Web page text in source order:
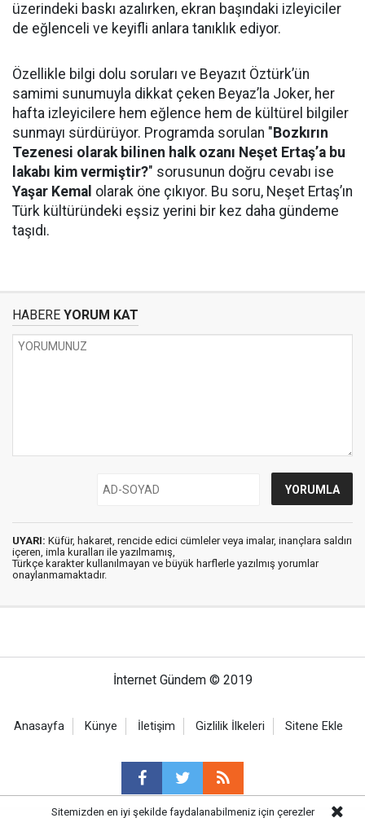
üzerindeki baskı azalırken, ekran başındaki izleyiciler
de eğlenceli ve keyifli anlara tanıklık ediyor.
Özellikle bilgi dolu soruları ve Beyazıt Öztürk’ün
samimi sunumuyla dikkat çeken Beyaz’la Joker, her
hafta izleyicilere hem eğlence hem de kültürel bilgiler
sunmayı sürdürüyor. Programda sorulan " Bozkırın
Tezenesi olarak bilinen halk ozanı Neşet Ertaş’a bu
lakabı kim vermiştir?" sorusunun doğru cevabı ise
Yaşar Kemal olarak öne çıkıyor. Bu soru, Neşet Ertaş’ın
Türk kültüründeki eşsiz yerini bir kez daha gündeme
taşıdı.
HABERE YORUM KAT
UYARI: Küfür, hakaret, rencide edici cümleler veya imalar, inançlara saldırı
içeren, imla kuralları ile yazılmamış,
Türkçe karakter kullanılmayan ve büyük harflerle yazılmış yorumlar
onaylanmamaktadır.
İnternet Gündem © 2019
Anasayfa Künye İletişim Gizlilik İlkeleri Sitene Ekle
Sitemizden en iyi şekilde faydalanabilmeniz için çerezler